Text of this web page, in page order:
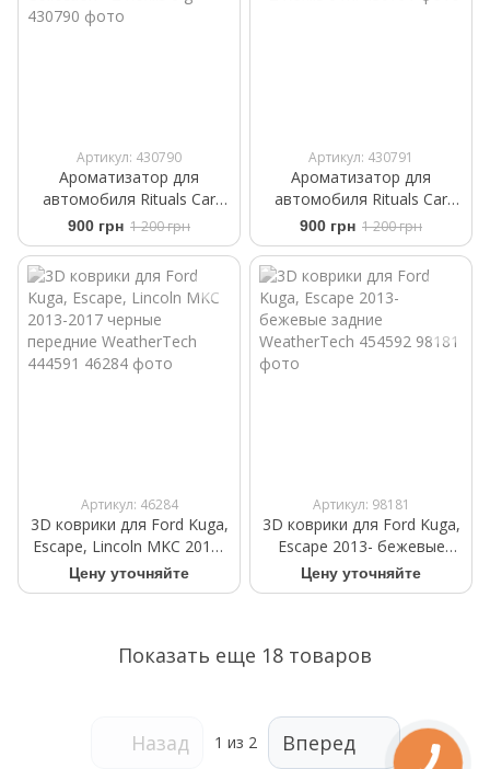
Артикул: 430790
Ароматизатор для
автомобиля Rituals ​Car
Perfume ​White Basil Private
Collection +2 Refills 6 g
900 грн 1 200 грн
Артикул: 430791
Ароматизатор для
автомобиля Rituals ​Car
Perfume The Rituals Wild Fig
+2 Refills 6 ml
900 грн 1 200 грн
Артикул: 46284
3D коврики для Ford Kuga,
Escape, Lincoln MKC 2013-
2017 черные передние
WeatherTech 444591
Цену уточняйте
Артикул: 98181
3D коврики для Ford Kuga,
Escape 2013- бежевые
задние WeatherTech
454592
Цену уточняйте
Показать еще 18 товаров
Назад 1 из 2 Вперед